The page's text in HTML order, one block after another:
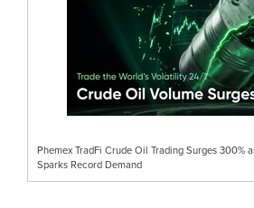
Phemex TradFi Crude Oil Trading Surges 300%
Sparks Record Demand